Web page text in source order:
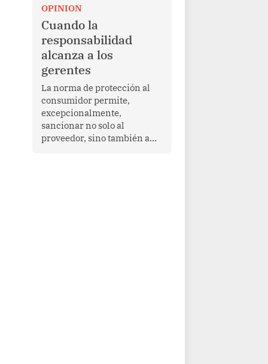
Más allá de su dimensión
religiosa, esta gira
representa una oportunidad
para reafirmar el valor del
diálogo, fortalecer los
vínculos entre los pueblos y
proyectar una imagen de
cooperación en una región
que enfrenta desafíos en
materia de desarrollo,
cohesión social y
gobernabilidad.
OPINION
Cuando la
responsabilidad
alcanza a los
gerentes
La norma de protección al
consumidor permite,
excepcionalmente,
sancionar no solo al
proveedor, sino también a